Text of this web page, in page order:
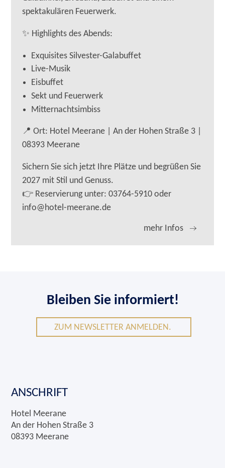
spektakulären Feuerwerk.
✨ Highlights des Abends:
Exquisites Silvester-Galabuffet
Live-Musik
Eisbuffet
Sekt und Feuerwerk
Mitternachtsimbiss
📍 Ort: Hotel Meerane | An der Hohen Straße 3 |
08393 Meerane
Sichern Sie sich jetzt Ihre Plätze und begrüßen Sie
2027 mit Stil und Genuss.
👉 Reservierung unter: 03764-5910 oder
info@hotel-meerane.de
mehr Infos
Bleiben Sie informiert!
ZUM NEWSLETTER ANMELDEN.
ANSCHRIFT
Hotel Meerane
An der Hohen Straße 3
08393 Meerane